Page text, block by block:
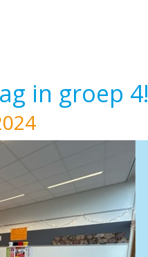
in groep 4!